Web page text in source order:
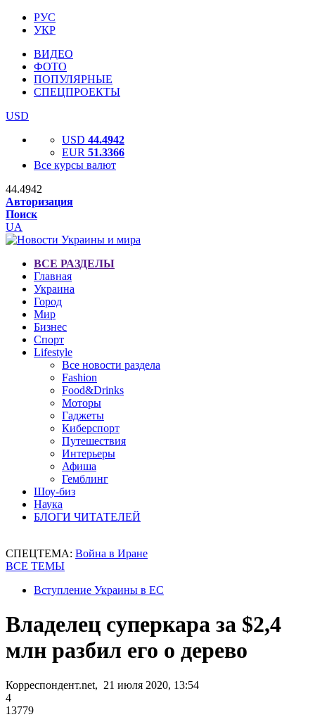
РУС
УКР
ВИДЕО
ФОТО
ПОПУЛЯРНЫЕ
СПЕЦПРОЕКТЫ
USD
USD 44.4942
EUR 51.3366
Все курсы валют
44.4942
Авторизация
Поиск
UA
ВСЕ РАЗДЕЛЫ
Главная
Украина
Город
Мир
Бизнес
Спорт
Lifestyle
Все новости раздела
Fashion
Food&Drinks
Моторы
Гаджеты
Киберспорт
Путешествия
Интерьеры
Афиша
Гемблинг
Шоу-биз
Наука
БЛОГИ ЧИТАТЕЛЕЙ
СПЕЦТЕМА: Война в Иране
ВСЕ ТЕМЫ
Вступление Украины в ЕС
Владелец суперкара за $2,4
млн разбил его о дерево
Корреспондент.net, 21 июля 2020, 13:54
4
13779